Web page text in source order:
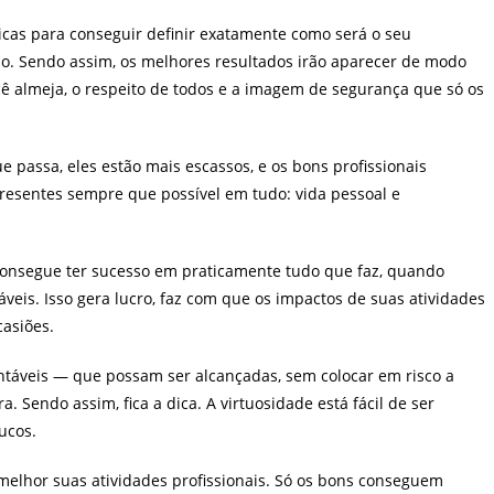
para conseguir definir exatamente como será o seu
Sendo assim, os melhores resultados irão aparecer de modo
o respeito de todos e a imagem de segurança que só os
eles estão mais escassos, e os bons profissionais
sempre que possível em tudo: vida pessoal e
ter sucesso em praticamente tudo que faz, quando
Isso gera lucro, faz com que os impactos de suas atividades
— que possam ser alcançadas, sem colocar em risco a
Sendo assim, fica a dica. A virtuosidade está fácil de ser
suas atividades profissionais. Só os bons conseguem